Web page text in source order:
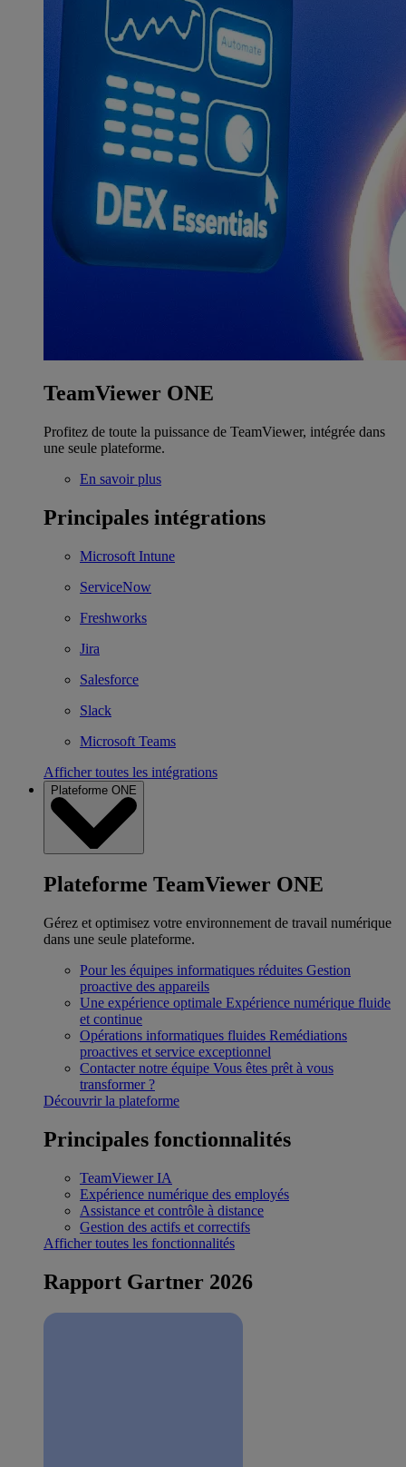
TeamViewer ONE
Profitez de toute la puissance de TeamViewer, intégrée dans
une seule plateforme.
En savoir plus
Principales intégrations
Microsoft Intune
ServiceNow
Freshworks
Jira
Salesforce
Slack
Microsoft Teams
Afficher toutes les intégrations
Plateforme ONE
Plateforme TeamViewer ONE
Gérez et optimisez votre environnement de travail numérique
dans une seule plateforme.
Pour les équipes informatiques réduites Gestion
proactive des appareils
Une expérience optimale Expérience numérique fluide
et continue
Opérations informatiques fluides Remédiations
proactives et service exceptionnel
Contacter notre équipe Vous êtes prêt à vous
transformer ?
Découvrir la plateforme
Principales fonctionnalités
TeamViewer IA
Expérience numérique des employés
Assistance et contrôle à distance
Gestion des actifs et correctifs
Afficher toutes les fonctionnalités
Rapport Gartner 2026